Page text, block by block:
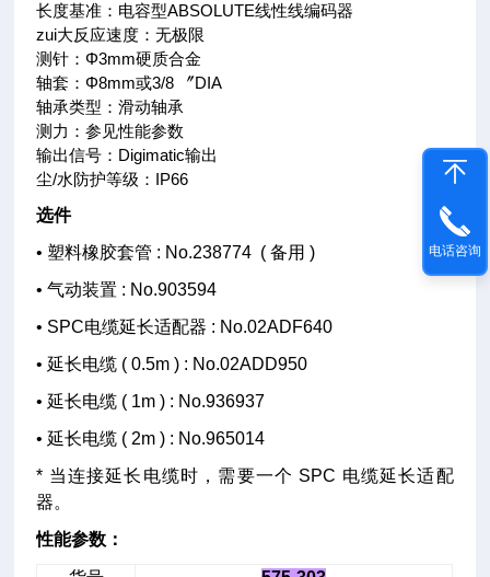
长度基准：电容型ABSOLUTE线性线编码器
zui大反应速度：无极限
测针：Φ3mm硬质合金
轴套：Φ8mm或3/8 〞DIA
轴承类型：滑动轴承
测力：参见性能参数
输出信号：Digimatic输出
尘/水防护等级：IP66
选件
• 塑料橡胶套管 : No.238774 ( 备用 )
• 气动装置 : No.903594
• SPC电缆延长适配器 : No.02ADF640
• 延长电缆 ( 0.5m ) : No.02ADD950
• 延长电缆 ( 1m ) : No.936937
• 延长电缆 ( 2m ) : No.965014
* 当连接延长电缆时，需要一个 SPC 电缆延长适配
器。
性能参数：
电话咨询